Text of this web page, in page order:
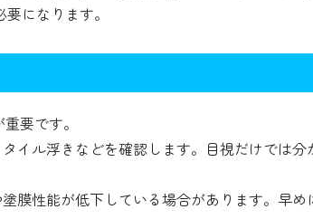
になります。
要です。
イル浮きなどを確認します。目視だけでは分
膜性能が低下している場合があります。早